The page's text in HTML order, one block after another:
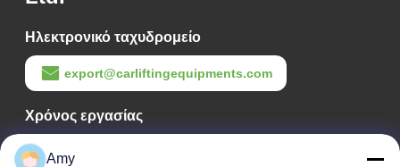
Ηλεκτρονικό ταχυδρομείο
export@carliftingequipments.com
Χρόνος εργασίας
09:00-18:00
Amy